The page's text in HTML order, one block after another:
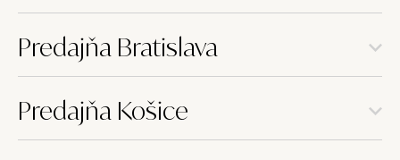
Predajňa Bratislava
Predajňa Košice